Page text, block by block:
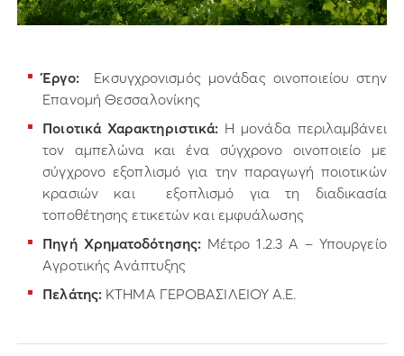
Έργο:Εκσυγχρονισμός μονάδας οινοποιείου στην
Επανομή Θεσσαλονίκης
Ποιοτικά Χαρακτηριστικά: Η μονάδα περιλαμβάνει
τον αμπελώνα και ένα σύγχρονο οινοποιείο με
σύγχρονο εξοπλισμό για την παραγωγή ποιοτικών
κρασιών και εξοπλισμό για τη διαδικασία
τοποθέτησης ετικετών και εμφυάλωσης
Πηγή Χρηματοδότησης: Μέτρο 1.2.3 Α – Υπουργείο
Αγροτικής Ανάπτυξης
Πελάτης: ΚΤΗΜΑ ΓΕΡΟΒΑΣΙΛΕΙΟΥ Α.Ε.